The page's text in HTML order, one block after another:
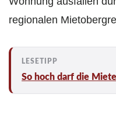
regionalen
So hoch darf die